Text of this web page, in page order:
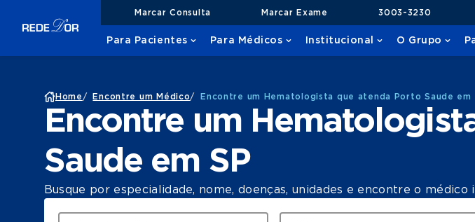
Marcar Consulta Marcar Exame 3003-3230
Para Pacientes Para Médicos Institucional O Grupo
Home / Encontre um Médico/ Encontre um Hematologista que atenda Porto Saude em
Encontre um
Saude em SP
Busque por especialidade, nome, doenças, unidades e encontre o médico